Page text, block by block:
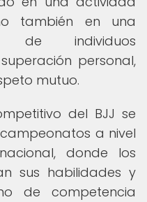
también en una
de individuos
personal,
mutuo.
del BJJ se
a nivel
donde los
sus habilidades y
de competencia